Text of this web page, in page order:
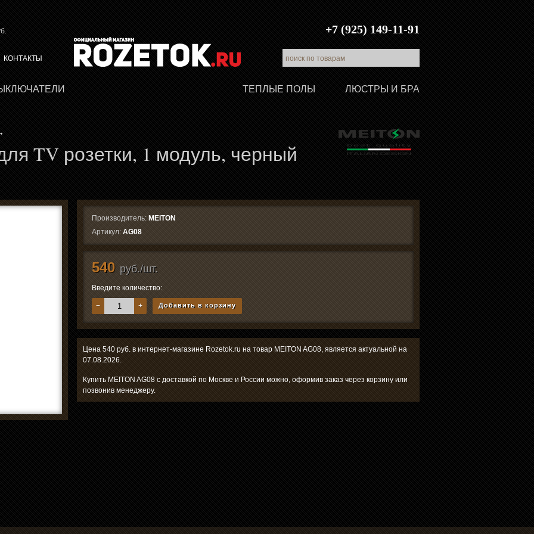
+7 (925) 149-11-91
КОНТАКТЫ
ЛЮСТРЫ И БРА
ТЕПЛЫЕ ПОЛЫ
TV розетки, 1 модуль, черный
Производитель: MEITON
Артикул: AG08
540 руб./шт.
Введите количество:
− + Добавить в корзину
Цена 540 руб. в интернет-магазине Rozetok.ru на товар MEITON AG08, является актуальной на
07.08.2026.
Купить MEITON AG08 с доставкой по Москве и России можно, оформив заказ через корзину или
позвонив менеджеру.